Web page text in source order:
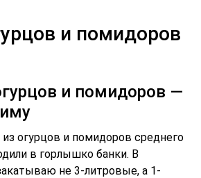
и помидоров
и помидоров —
огурцов и помидоров среднего
в горлышко банки. В
не 3-литровые, а 1-